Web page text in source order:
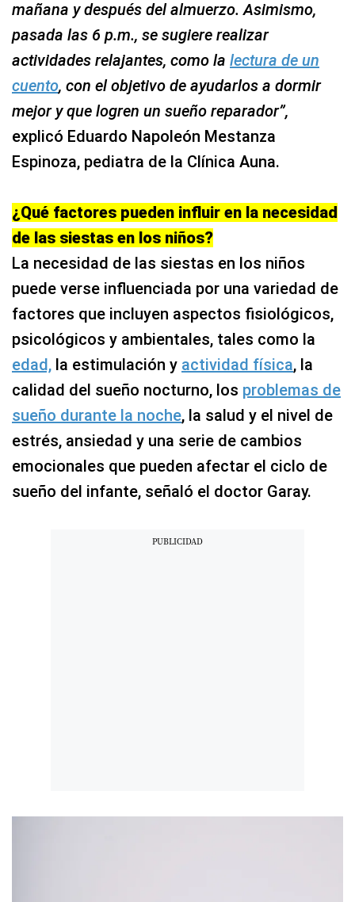
mañana y después del almuerzo. Asimismo,
pasada las 6 p.m., se sugiere realizar
actividades relajantes, como la lectura de un
cuento, con el objetivo de ayudarlos a dormir
mejor y que logren un sueño reparador”,
explicó Eduardo Napoleón Mestanza
Espinoza, pediatra de la Clínica Auna.
¿Qué factores pueden influir en la necesidad
de las siestas en los niños?
La necesidad de las siestas en los niños
puede verse influenciada por una variedad de
factores que incluyen aspectos fisiológicos,
psicológicos y ambientales, tales como la
edad, la estimulación y actividad física, la
calidad del sueño nocturno, los problemas de
sueño durante la noche, la salud y el nivel de
estrés, ansiedad y una serie de cambios
emocionales que pueden afectar el ciclo de
sueño del infante, señaló el doctor Garay.